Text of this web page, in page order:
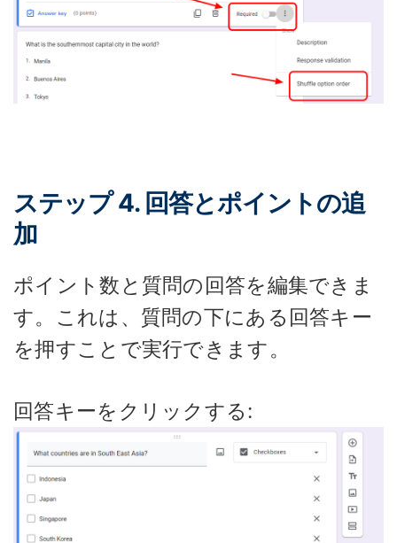
ステップ 4. 回答とポイントの追
加
ポイント数と質問の回答を編集できま
す。これは、質問の下にある回答キー
を押すことで実行できます。
回答キーをクリックする: